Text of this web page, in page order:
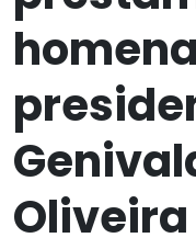
Oliveira